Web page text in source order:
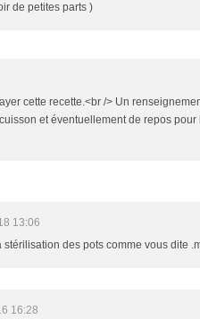
de petites parts )
cette recette.<br /> Un
et éventuellement de repos
13:06
stérilisation des pots comme vous dite
16:28